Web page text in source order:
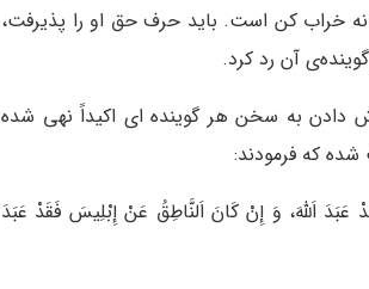
خراب کن است. باید حرف حق او را پذیرفت،
آن رد کرد.
دادن به سخن هر گوینده ای اکیداً نهی شده
شده که فرمودند:
اَللَّهَ، وَ إِنْ كَانَ اَلنَّاطِقُ عَنْ إِبْلِيسَ فَقَدْ عَبَدَ